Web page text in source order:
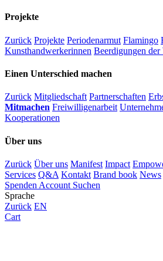
Projekte
Zurück Projekte Periodenarmut Flamingo
Kunsthandwerkerinnen Beerdigungen der
Einen Unterschied machen
Zurück Mitgliedschaft Partnerschaften
Mitmachen Freiwilligenarbeit
Kooperationen
Über uns
Zurück Über uns Manifest Impact
Services Q&A Kontakt Brand book News
Spenden Account Suchen
Sprache
Zurück EN
Cart